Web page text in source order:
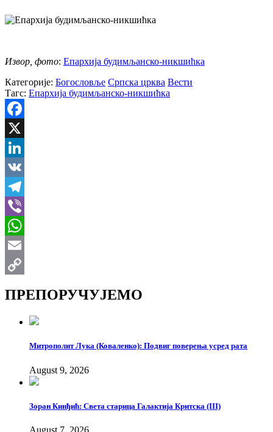
Извор, фото: Епархија будимљанско-никшићка
Категорије: Богословље Српска црква Вести
Тагс: Епархија будимљанско-никшићка
Facebook
X
LinkedIn
VK
Telegram
Viber
WhatsApp
Email
ПРЕПОРУЧУЈЕМО
Митрополит Лука (Коваленко): Подвиг поверења усред рата
August 9, 2026
Зоран Кинђић: Света старица Галактија Критска (III)
August 7, 2026